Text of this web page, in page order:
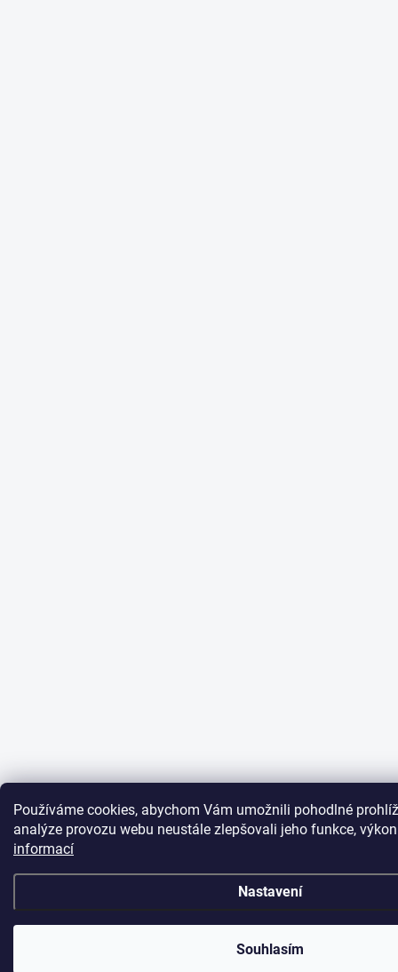
Používáme cookies, abychom Vám umožnili pohodlné
analýze provozu webu neustále zlepšovali jeho funkce,
informací
Nastavení
Souhlasím